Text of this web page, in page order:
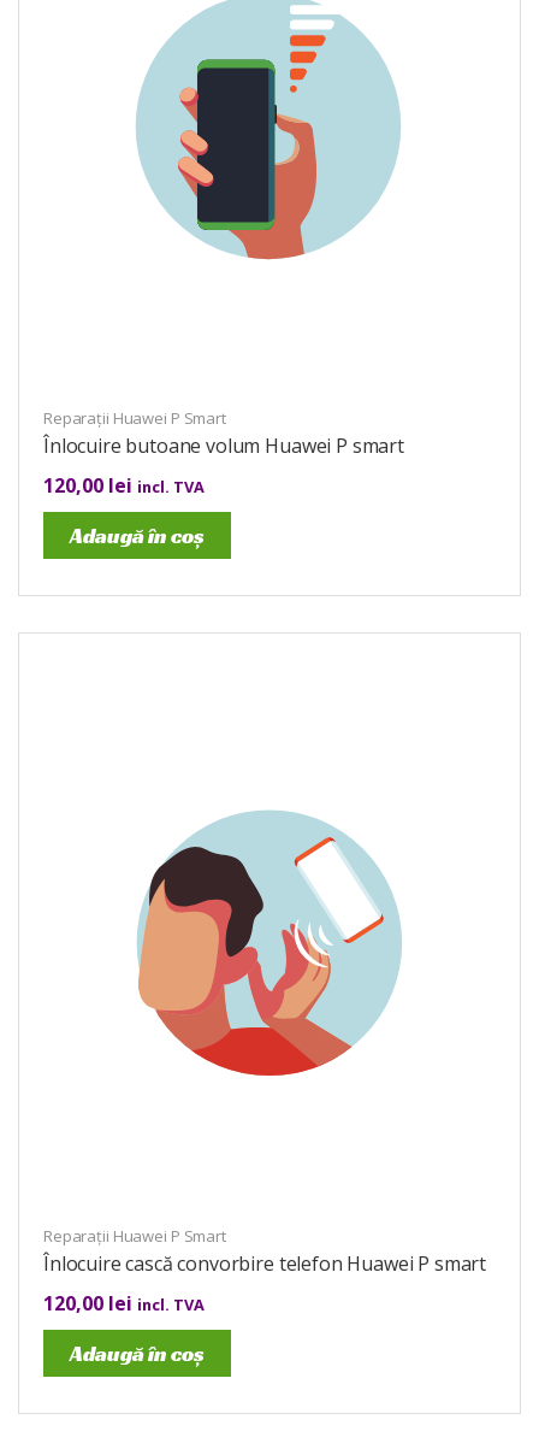
Reparații Huawei P Smart
Înlocuire butoane volum Huawei P smart
120,00 lei incl. TVA
Adaugă în coș
Reparații Huawei P Smart
Înlocuire cască convorbire telefon Huawei P smart
120,00 lei incl. TVA
Adaugă în coș